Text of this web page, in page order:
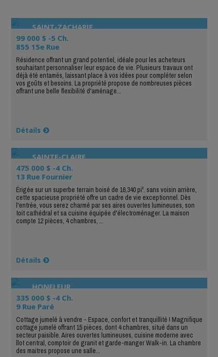
SAINT-ZACHARIE
99 000 $ -5 Ch.
855 15e Rue
Résidence offrant un grand potentiel, idéale pour les acheteurs
souhaitant personnaliser leur espace de vie. Plusieurs travaux ont
déjà été entamés, laissant place à vos idées pour compléter selon
vos goûts et besoins. La propriété propose de nombreuses pièces
offrant une belle flexibilité d'aménage...
Détails
SAINTE-CLAIRE
475 000 $ -4 Ch.
13 Rue Fournier
Érigée sur un superbe terrain boisé de 16,340 pi². sans voisin arrière,
cette spacieuse propriété offre un cadre de vie exceptionnel. Dès
l'entrée, vous serez charmé par ses aires ouvertes lumineuses, son
toit cathédral et sa cuisine équipée d'électroménager. La maison
compte 12 pièces, 4 chambres, ...
Détails
HONFLEUR
335 000 $ -4 Ch.
9 Rue Paré
Cottage jumelé à vendre - Espace, confort et tranquillité ! Magnifique
cottage jumelé offrant 15 pièces, dont 4 chambres, situé dans un
secteur paisible. Aires ouvertes lumineuses, cuisine moderne avec
îlot central, comptoir de granit et garde-manger Walk-in. La chambre
des maitres propose une salle...